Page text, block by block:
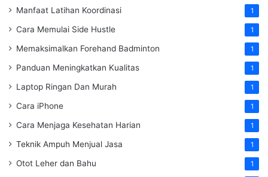
Manfaat Latihan Koordinasi 1
Cara Memulai Side Hustle 1
Memaksimalkan Forehand Badminton 1
Panduan Meningkatkan Kualitas 1
Laptop Ringan Dan Murah 1
Cara iPhone 1
Cara Menjaga Kesehatan Harian 1
Teknik Ampuh Menjual Jasa 1
Otot Leher dan Bahu 1